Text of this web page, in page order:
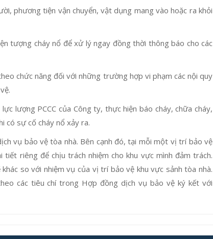
phương tiện vận chuyển, vật dụng mang vào hoặc ra khỏi
tượng cháy nổ để xử lý ngay đồng thời thông báo cho các
chức năng đối với những trường hợp vi phạm các nội quy
lượng PCCC của Công ty, thực hiện báo cháy, chữa cháy,
có sự cố cháy nổ xảy ra.
vụ bảo vệ tòa nhà. Bên cạnh đó, tại mỗi một vị trí bảo vệ
riêng để chịu trách nhiệm cho khu vực mình đảm trách.
khác so với nhiệm vụ của vị trí bảo vệ khu vực sảnh tòa nhà.
các tiêu chí trong Hợp đồng dịch vụ bảo vệ ký kết với